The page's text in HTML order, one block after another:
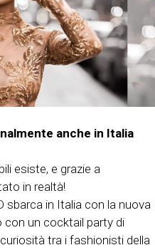
anche in Italia
esiste, e grazie a
in realtà!
sbarca in Italia con la nuova
con un cocktail party di
tra i fashionisti della